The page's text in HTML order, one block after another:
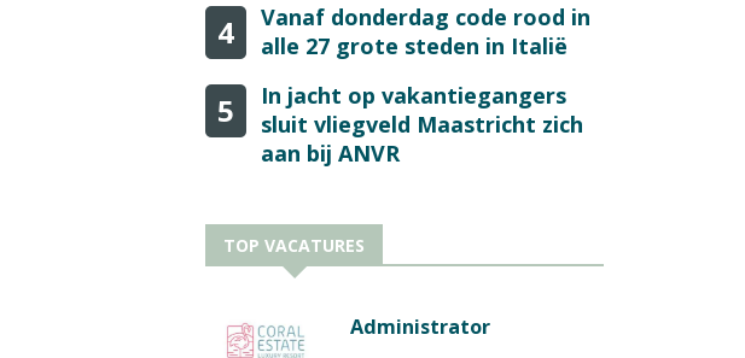
4
Vanaf donderdag code rood in
alle 27 grote steden in Italië
5
In jacht op vakantiegangers
sluit vliegveld Maastricht zich
aan bij ANVR
TOP VACATURES
Administrator